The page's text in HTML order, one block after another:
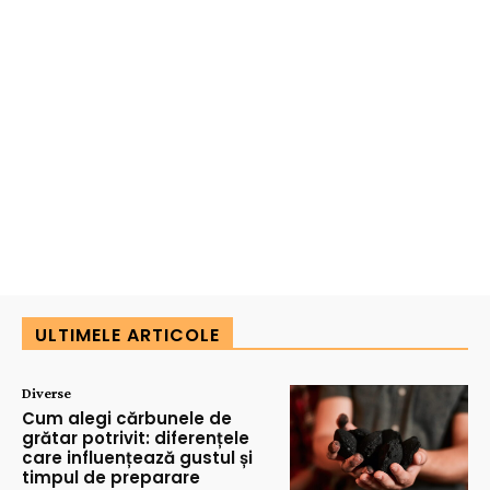
ULTIMELE ARTICOLE
Diverse
Cum alegi cărbunele de
grătar potrivit: diferențele
care influențează gustul și
timpul de preparare